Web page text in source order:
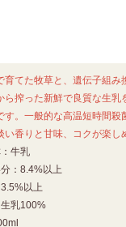
育てた牧草と、遺伝子組
ら搾った新鮮で良質な生乳
す。一般的な高温短時間殺
い香りと甘味、コクが楽し
牛乳
：8.4%以上
以上
乳100%